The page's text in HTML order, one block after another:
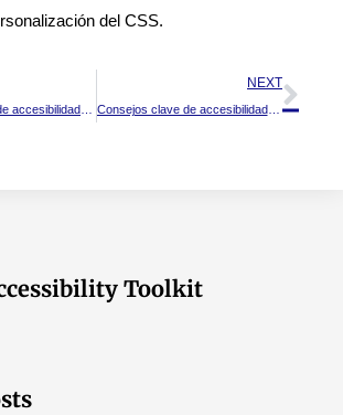
del CSS.
NEXT
Consejos clave de accesibilidad: Tablas
Toolkit